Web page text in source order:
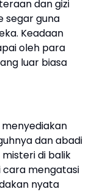
dan gizi
segar guna
Keadaan
oleh para
luar biasa
dan abadi
di balik
cara mengatasi
nyata